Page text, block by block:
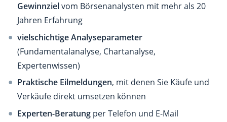
Gewinnzielvom Börsenanalysten mit mehr als 20
Jahren Erfahrung
vielschichtige Analyseparameter
(Fundamentalanalyse, Chartanalyse,
Expertenwissen)
Praktische Eilmeldungen, mit denen Sie Käufe und
Verkäufe direkt umsetzen können
Experten-Beratung per Telefon und E-Mail